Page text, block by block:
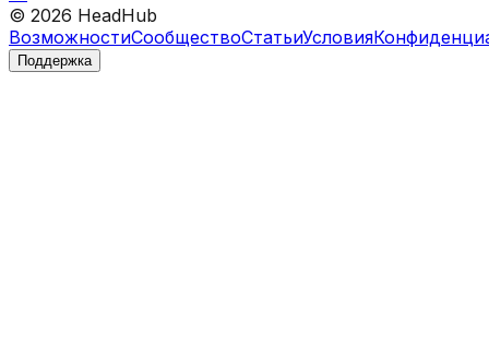
© 2026 HeadHub
ВозможностиСообществоСтатьиУсловия
Поддержка